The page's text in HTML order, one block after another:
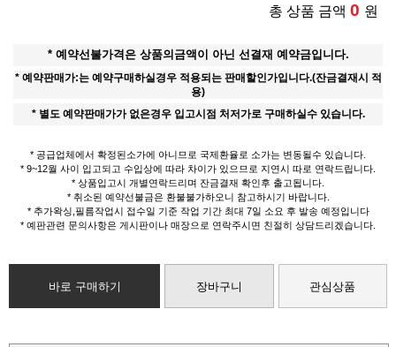
총 상품 금액 0 원
* 예약선불가격은 상품의금액이 아닌 선결재 예약금입니다.
* 예약판매가:는 예약구매하실경우 적용되는 판매할인가입니다.(잔금결재시 적
용)
* 별도 예약판매가가 없은경우 입고시점 처저가로 구매하실수 있습니다.
* 공급업체에서 확정된소가에 아니므로 국제환율로 소가는 변동될수 있습니다.
* 9~12월 사이 입고되고 수입상에 따라 차이가 있으므로 지연시 따로 연락드립니다.
* 상품입고시 개별연락드리며 잔금결재 확인후 출고됩니다.
* 취소된 예약선불금은 환불불가하오니 참고하시기 바랍니다.
* 추가왁싱,필름작업시 접수일 기준 작업 기간 최대 7일 소요 후 발송 예정입니다
* 예판관련 문의사항은 게시판이나 매장으로 연락주시면 친절히 상담드리겠습니다.
바로 구매하기 장바구니 관심상품